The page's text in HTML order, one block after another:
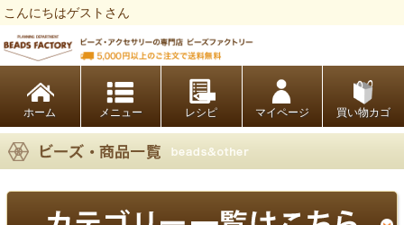
こんにちはゲストさん
ホーム レシピ マイページ 買い物カゴ